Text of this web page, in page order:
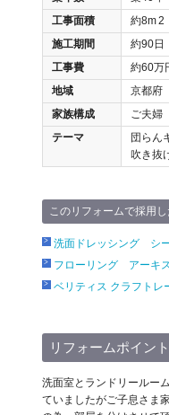
工事面積
約8m2
施工期間
約90日
工事費
約60万
地域
京都府
家族構成
ご夫婦
テーマ
団らん
吹き抜
このリフォームで採用
洗面ドレッシング シ
フローリング アーキ
ベリティス クラフトレ
リフォームポイント
洗面室とランドリールー
ていましたがご子息さま